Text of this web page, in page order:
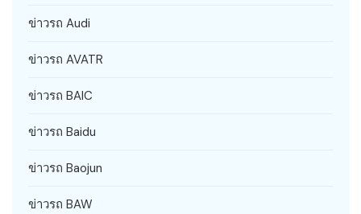
ข่าวรถ Audi
ข่าวรถ AVATR
ข่าวรถ BAIC
ข่าวรถ Baidu
ข่าวรถ Baojun
ข่าวรถ BAW